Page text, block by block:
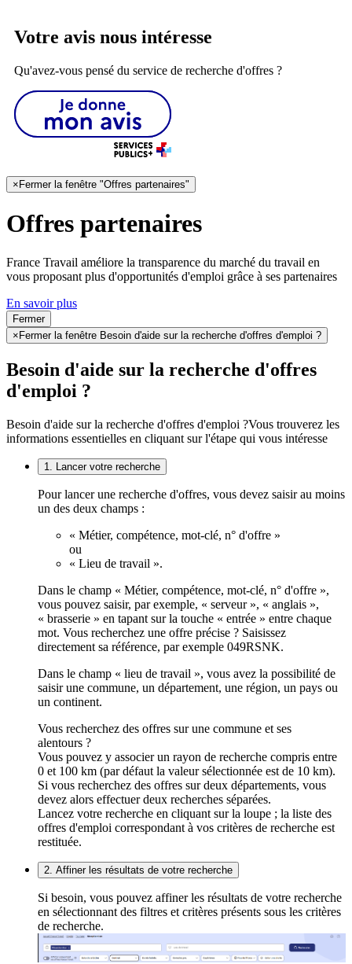
Votre avis nous intéresse
Qu'avez-vous pensé du service de recherche d'offres ?
× Fermer la fenêtre "Offres partenaires"
Offres partenaires
France Travail améliore la transparence du marché du travail en
vous proposant plus d'opportunités d'emploi grâce à ses partenaires
En savoir plus
Fermer
×Fermer la fenêtre Besoin d'aide sur la recherche d'offres d'emploi ?
Besoin d'aide sur la recherche d'offres
d'emploi ?
Besoin d'aide sur la recherche d'offres d'emploi ?Vous trouverez les
informations essentielles en cliquant sur l'étape qui vous intéresse
1. Lancer votre recherche
Pour lancer une recherche d'offres, vous devez saisir au moins
un des deux champs :
« Métier, compétence, mot-clé, n° d'offre »
ou
« Lieu de travail ».
Dans le champ « Métier, compétence, mot-clé, n° d'offre »,
vous pouvez saisir, par exemple, « serveur », « anglais »,
« brasserie » en tapant sur la touche « entrée » entre chaque
mot. Vous recherchez une offre précise ? Saisissez
directement sa référence, par exemple 049RSNK.
Dans le champ « lieu de travail », vous avez la possibilité de
saisir une commune, un département, une région, un pays ou
un continent.
Vous recherchez des offres sur une commune et ses
alentours ?
Vous pouvez y associer un rayon de recherche compris entre
0 et 100 km (par défaut la valeur sélectionnée est de 10 km).
Si vous recherchez des offres sur deux départements, vous
devez alors effectuer deux recherches séparées.
Lancez votre recherche en cliquant sur la loupe ; la liste des
offres d'emploi correspondant à vos critères de recherche est
restituée.
2. Affiner les résultats de votre recherche
Si besoin, vous pouvez affiner les résultats de votre recherche
en sélectionnant des filtres et critères présents sous les critères
de recherche.